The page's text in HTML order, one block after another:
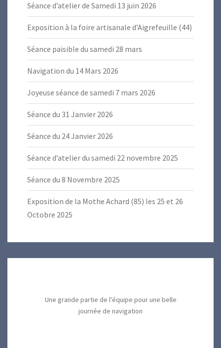
Séance d’atelier de Samedi 13 juin 2026
Exposition à la foire artisanale d’Aigrefeuille (44)
Séance paisible du samedi 28 mars
Navigation du 14 Mars 2026
Joyeuse séance de samedi 7 mars 2026
Séance du 31 Janvier 2026
Séance du 24 Janvier 2026
Séance d’atelier du samedi 22 novembre 2025
Séance du 8 Novembre 2025
Exposition de la Mothe Achard (85) les 25 et 26
Octobre 2025
Une grande partie de l'équipe pour une belle
journée de navigation